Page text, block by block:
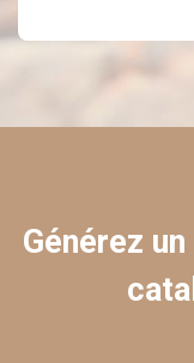
Générez